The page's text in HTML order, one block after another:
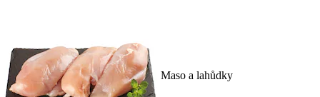
Maso a lahůdky